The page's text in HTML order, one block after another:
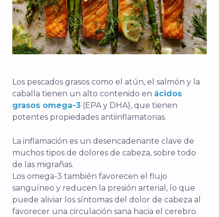
Los pescados grasos como el atún, el salmón y la
caballa tienen un alto contenido en ácidos
grasos omega-3 (EPA y DHA), que tienen
potentes propiedades antiinflamatorias.
La inflamación es un desencadenante clave de
muchos tipos de dolores de cabeza, sobre todo
de las migrañas.
Los omega-3 también favorecen el flujo
sanguíneo y reducen la presión arterial, lo que
puede aliviar los síntomas del dolor de cabeza al
favorecer una circulación sana hacia el cerebro.